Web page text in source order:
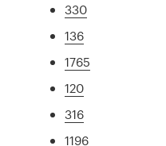
330
136
1765
120
316
1196